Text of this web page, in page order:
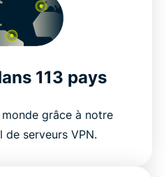
113 pays
grâce à notre
de serveurs VPN.